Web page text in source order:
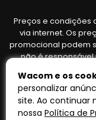
Preços e condições
via internet. Os
promocional podem
não é responsável
variar de acordo
válidas até o
Wacom e os
personalizar
site. Ao continuar
nossa Política de